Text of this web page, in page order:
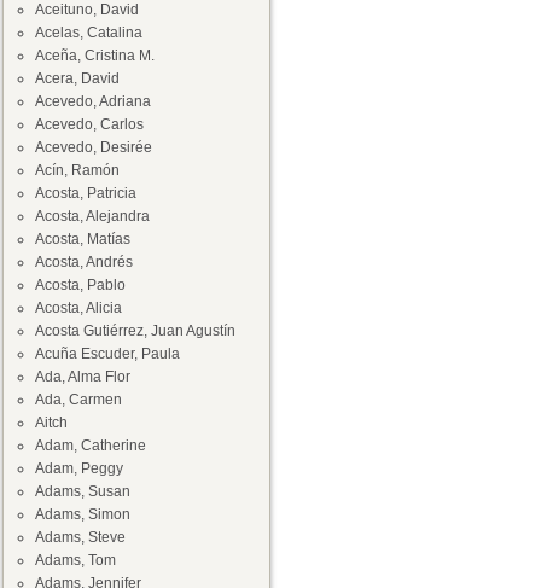
Aceituno, David
Acelas, Catalina
Aceña, Cristina M.
Acera, David
Acevedo, Adriana
Acevedo, Carlos
Acevedo, Desirée
Acín, Ramón
Acosta, Patricia
Acosta, Alejandra
Acosta, Matías
Acosta, Andrés
Acosta, Pablo
Acosta, Alicia
Acosta Gutiérrez, Juan Agustín
Acuña Escuder, Paula
Ada, Alma Flor
Ada, Carmen
Aitch
Adam, Catherine
Adam, Peggy
Adams, Susan
Adams, Simon
Adams, Steve
Adams, Tom
Adams, Jennifer